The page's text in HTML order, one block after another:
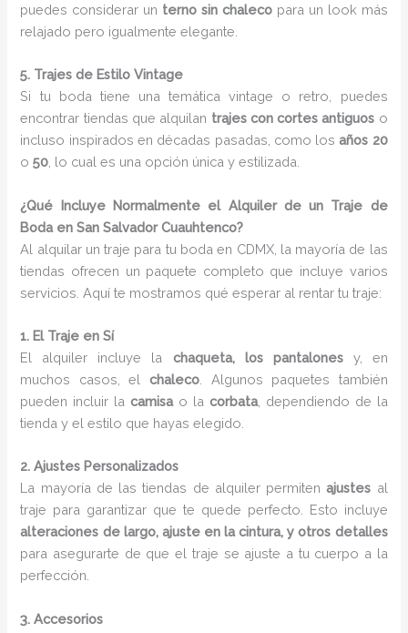
puedes considerar un terno sin chalecopara un look más
relajado pero igualmente elegante.
5. Trajes de Estilo Vintage
Si tu boda tiene una temática vintage o retro, puedes
encontrar tiendas que alquilan trajes con cortes antiguos o
incluso inspirados en décadas pasadas, como losaños 20
o50 , lo cual es una opción única y estilizada.
¿Qué Incluye Normalmente el Alquiler de un Traje de
Boda en San Salvador Cuauhtenco?
Al alquilar un traje para tu boda en CDMX, la mayoría de las
tiendas ofrecen un paquete completo que incluye varios
servicios. Aquí te mostramos qué esperar al rentar tu traje:
1. El Traje en Sí
El alquiler incluye la chaqueta, los pantalonesy, en
muchos casos, el chaleco . Algunos paquetes también
pueden incluir lacamisao la corbata, dependiendo de la
tienda y el estilo que hayas elegido.
2. Ajustes Personalizados
La mayoría de las tiendas de alquiler permitenajustes al
traje para garantizar que te quede perfecto. Esto incluye
alteraciones de largo, ajuste en la cintura, y otros detalles
para asegurarte de que el traje se ajuste a tu cuerpo a la
perfección.
3. Accesorios